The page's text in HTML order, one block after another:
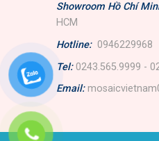
Showroom Hồ Chí
HCM
Hotline: 0946229968
Tel: 0243.565.9999 -
Email: